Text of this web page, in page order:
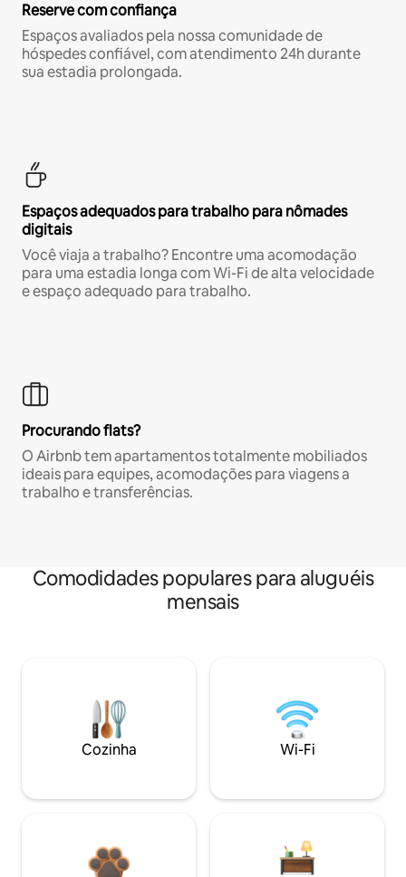
Reserve com confiança
Espaços avaliados pela nossa comunidade de
hóspedes confiável, com atendimento 24h durante
sua estadia prolongada.
Espaços adequados para trabalho para nômades
digitais
Você viaja a trabalho? Encontre uma acomodação
para uma estadia longa com Wi-Fi de alta velocidade
e espaço adequado para trabalho.
Procurando flats?
O Airbnb tem apartamentos totalmente mobiliados
ideais para equipes, acomodações para viagens a
trabalho e transferências.
Comodidades populares para aluguéis
mensais
Cozinha Wi-Fi